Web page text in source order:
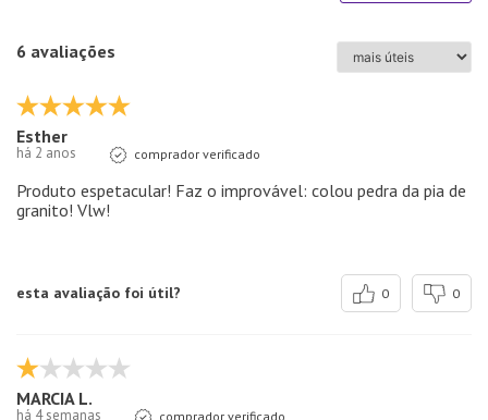
6 avaliações
Esther
há 2 anos comprador verificado
Produto espetacular! Faz o improvável: colou pedra da pia de
granito! Vlw!
esta avaliação foi útil? 0 0
MARCIA L.
há 4 semanas comprador verificado